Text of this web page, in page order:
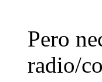
Pero
radio/